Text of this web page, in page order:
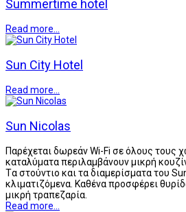
Summertime hotel
Read more...
Sun City Hotel
Read more...
Sun Nicolas
Παρέχεται δωρεάν Wi-Fi σε όλους τους
καταλύματα περιλαμβάνουν μικρή
Tα στούντιο και τα διαμερίσματα του
κλιματιζόμενα. Καθένα προσφέρει
μικρή τραπεζαρία.
Read more...